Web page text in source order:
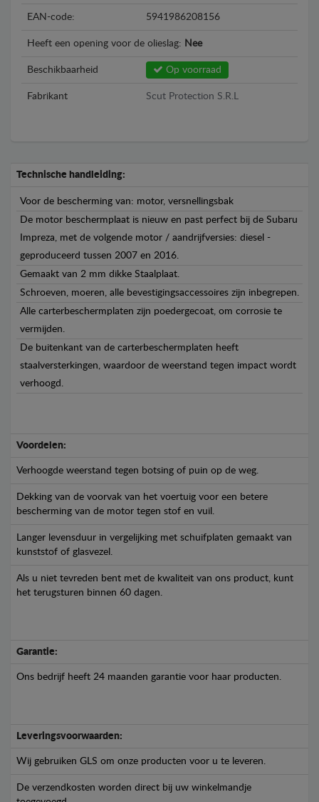
EAN-code: 5941986208156
Heeft een opening voor de olieslag: Nee
Beschikbaarheid Op voorraad
Fabrikant Scut Protection S.R.L
Technische handleiding:
Voor de bescherming van: motor, versnellingsbak
De motor beschermplaat is nieuw en past perfect bij de Subaru
Impreza, met de volgende motor / aandrijfversies: diesel -
geproduceerd tussen 2007 en 2016.
Gemaakt van 2 mm dikke Staalplaat.
Schroeven, moeren, alle bevestigingsaccessoires zijn inbegrepen.
Alle carterbeschermplaten zijn poedergecoat, om corrosie te
vermijden.
De buitenkant van de carterbeschermplaten heeft
staalversterkingen, waardoor de weerstand tegen impact wordt
verhoogd.
Voordelen:
Verhoogde weerstand tegen botsing of puin op de weg.
Dekking van de voorvak van het voertuig voor een betere
bescherming van de motor tegen stof en vuil.
Langer levensduur in vergelijking met schuifplaten gemaakt van
kunststof of glasvezel.
Als u niet tevreden bent met de kwaliteit van ons product, kunt
het terugsturen binnen 60 dagen.
Garantie:
Ons bedrijf heeft 24 maanden garantie voor haar producten.
Leveringsvoorwaarden:
Wij gebruiken GLS om onze producten voor u te leveren.
De verzendkosten worden direct bij uw winkelmandje